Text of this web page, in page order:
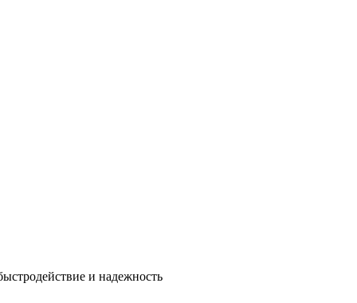
и надежность